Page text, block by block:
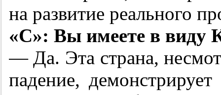
на развитие реального
«С»: Вы имеете в виду
— Да. Эта страна,
падение,